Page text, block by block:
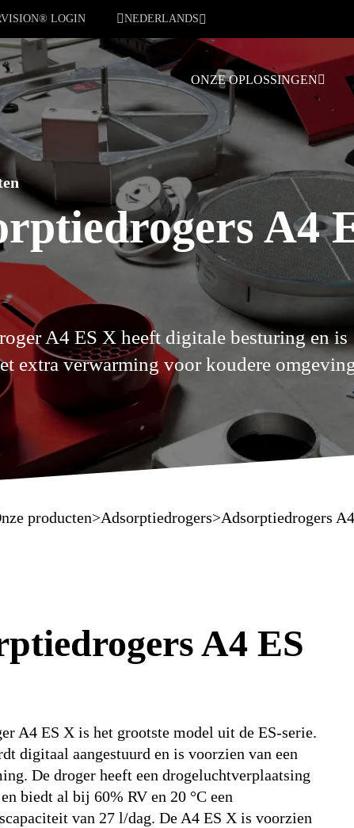
LOGIN NEDERLANDS
ONZE OPLOSSINGEN
A4
A4 ES X heeft digitale besturing en is
extra verwarming voor koudere
producten>Adsorptiedrogers>Adsorptiedrogers
A4 ES
A4 ES X is het grootste model uit de ES-serie.
digitaal aangestuurd en is voorzien van een
De droger heeft een drogeluchtverplaatsing
biedt al bij 60% RV en 20 °C een
van 27 l/dag. De A4 ES X is voorzien